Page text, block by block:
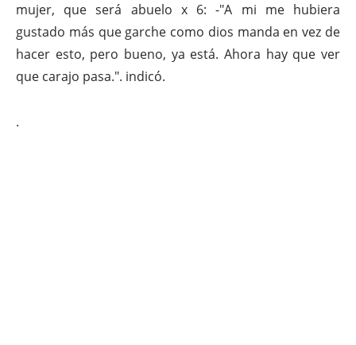
mujer, que será abuelo x 6: -"A mi me hubiera
gustado más que garche como dios manda en vez de
hacer esto, pero bueno, ya está. Ahora hay que ver
que carajo pasa.". indicó.
.